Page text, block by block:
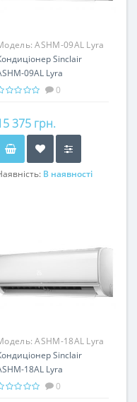
ASHM-09AL Lyra
off)
Sinclair
09AL Lyra
0
375 грн.
В наявності
ASHM-18AL Lyra
off)
Sinclair
18AL Lyra
0